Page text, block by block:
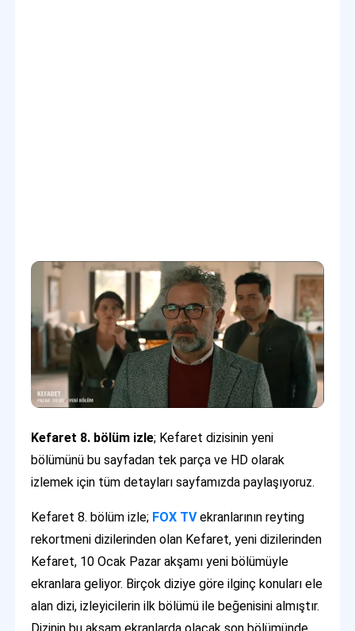
Kefaret 8. bölüm izle; Kefaret dizisinin yeni
bölümünü bu sayfadan tek parça ve HD olarak
izlemek için tüm detayları sayfamızda paylaşıyoruz.
Kefaret 8. bölüm izle; FOX TVekranlarının reyting
rekortmeni dizilerinden olan Kefaret, yeni dizilerinden
Kefaret, 10 Ocak Pazar akşamı yeni bölümüyle
ekranlara geliyor. Birçok diziye göre ilginç konuları ele
alan dizi, izleyicilerin ilk bölümü ile beğenisini almıştır.
Dizinin bu akşam ekranlarda olacak son bölümünde